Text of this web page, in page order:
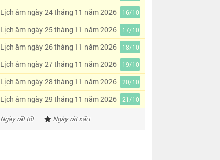
Lịch âm ngày 24 tháng 11 năm 2026 16/10
Lịch âm ngày 25 tháng 11 năm 2026 17/10
Lịch âm ngày 26 tháng 11 năm 2026 18/10
Lịch âm ngày 27 tháng 11 năm 2026 19/10
Lịch âm ngày 28 tháng 11 năm 2026 20/10
Lịch âm ngày 29 tháng 11 năm 2026 21/10
Ngày rất tốt Ngày rất xấu